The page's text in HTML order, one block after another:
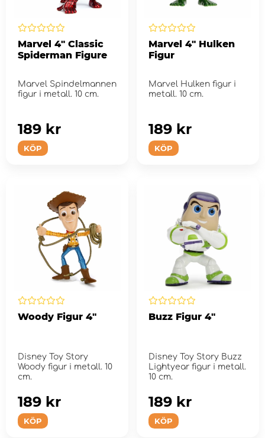
Marvel 4" Classic
Spiderman Figure
Marvel Spindelmannen
figur i metall. 10 cm.
KÖP
189 kr
Marvel 4" Hulken
Figur
Marvel Hulken figur i
metall. 10 cm.
KÖP
189 kr
Woody Figur 4"
Disney Toy Story
Woody figur i metall. 10
cm.
KÖP
189 kr
Buzz Figur 4"
Disney Toy Story Buzz
Lightyear figur i metall.
10 cm.
KÖP
189 kr